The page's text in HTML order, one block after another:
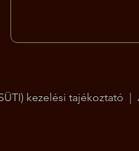
kezelési tajékoztató |